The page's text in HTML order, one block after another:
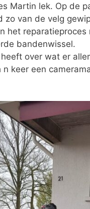
Martin lek. Op de
zo van de velg
het
bandenwissel.
over wat er
keer een